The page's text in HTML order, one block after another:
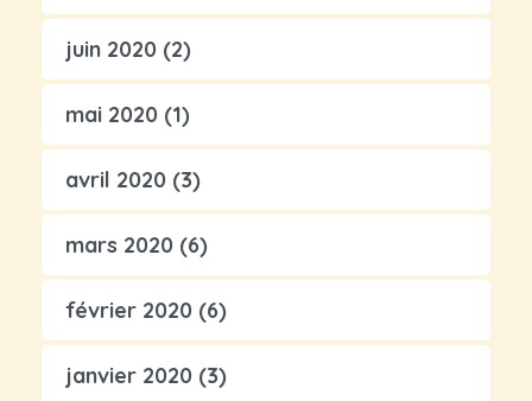
juin 2020 (2)
mai 2020 (1)
avril 2020 (3)
mars 2020 (6)
février 2020 (6)
janvier 2020 (3)